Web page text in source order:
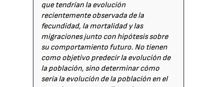
que tendrían la evolución
recientemente observada de la
fecundidad, la mortalidad y las
migraciones junto con hipótesis sobre
su comportamiento futuro. No tienen
como objetivo predecir la evolución de
la población, sino determinar cómo
sería la evolución de la población en el